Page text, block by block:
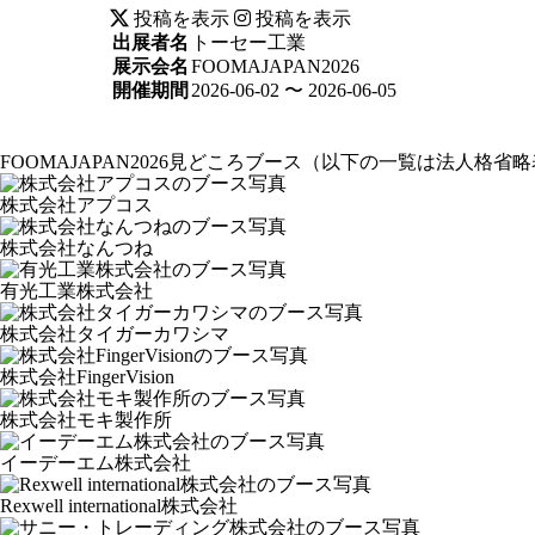
投稿を表示
投稿を表示
出展者名 トーセー工業
展示会名 FOOMAJAPAN2026
開催期間 2026-06-02 〜 2026-06-05
FOOMAJAPAN2026見どころブース （以下の一覧は法人格省
株式会社アプコス
株式会社なんつね
有光工業株式会社
株式会社タイガーカワシマ
株式会社FingerVision
株式会社モキ製作所
イーデーエム株式会社
Rexwell international株式会社